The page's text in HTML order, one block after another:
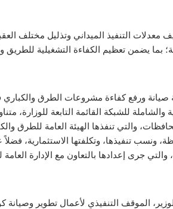
معدلات التنفيذ الميداني وتذليل مختلف
بما يضمن تعظيم الكفاءة التشغيلية
ورفع كفاءة مشروعات الطرق والكباري
للشبكة القائمة التابعة
والتي تنفذها الهيئة العامة للطرق
ونسب تنفيذها، وتكلفتها الاستثمارية،
جرى إعدادها بالتعاون مع الإدارة
الموقف التنفيذي لأعمال تطوير وصيانة